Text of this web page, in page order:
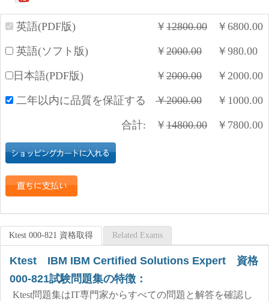
英語(PDF版) ￥ 12800.00 ￥ 6800.00
英語(ソフト版) ￥ 2000.00 ￥ 980.00
日本語(PDF版) ￥ 2000.00 ￥ 2000.00
二年以内に品質を保証する ￥2000.00 ￥ 1000.00
合計: ￥ 14800.00 ￥ 7800.00
Ktest 000-821 資格取得 Related Exams
Ktest IBM IBM Certified Solutions Expert 資格
000-821試験問題集の特徴：
Ktest問題集はIT専門家からすべての問題と解答を確認し